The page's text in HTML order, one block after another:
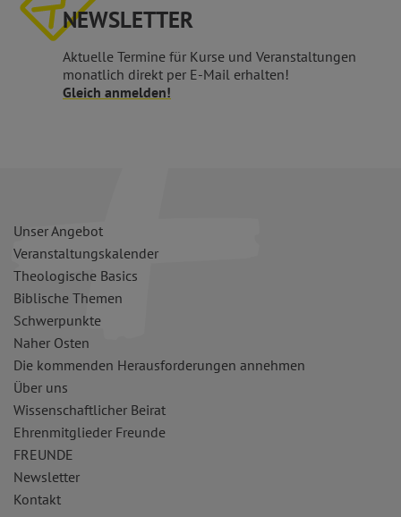
NEWSLETTER
Aktuelle Termine für Kurse und Veranstaltungen
monatlich direkt per E-Mail erhalten!
Gleich anmelden!
Unser Angebot
Veranstaltungskalender
Theologische Basics
Biblische Themen
Schwerpunkte
Naher Osten
Die kommenden Herausforderungen annehmen
Über uns
Wissenschaftlicher Beirat
Ehrenmitglieder Freunde
FREUNDE
Newsletter
Kontakt